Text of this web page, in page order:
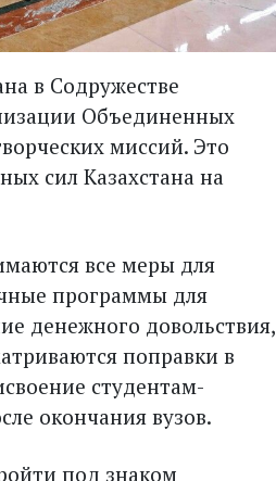
в Содружестве
Объединенных
миссий. Это
сил Казахстана на
все меры для
программы для
денежного довольствия,
поправки в
студентам-
окончания вузов.
под знаком